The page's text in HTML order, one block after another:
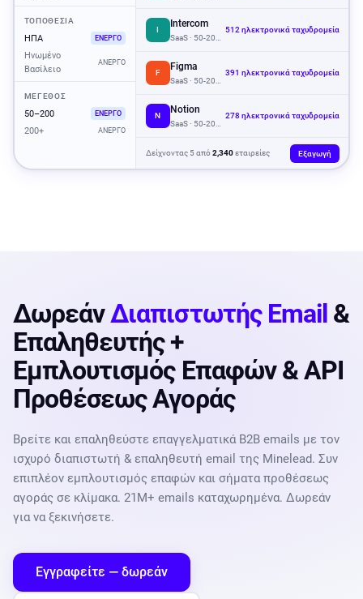
ΤΟΠΟΘΕΣΊΑ
ΗΠΑ ΕΝΕΡΓΟ
Ηνωμένο
Βασίλειο
ΑΝΕΡΓΟ
ΜΈΓΕΘΟΣ
50–200 ΕΝΕΡΓΟ
200+ ΑΝΕΡΓΟ
I
Intercom
512 ηλεκτρονικά ταχυδρομεία
F
Figma
391 ηλεκτρονικά ταχυδρομεία
N
Notion
278 ηλεκτρονικά ταχυδρομεία
Δείχνοντας 5 από2,340εταιρείες Εξαγωγή
ΔωρεάνΔιαπιστωτής Email&
Επαληθευτής +
Εμπλουτισμός Επαφών & API
Προθέσεως Αγοράς
Βρείτε και επαληθεύστε επαγγελματικά B2B emails με τον
ισχυρό διαπιστωτή & επαληθευτή email της Minelead. Συν
επιπλέον εμπλουτισμός επαφών και σήματα προθέσεως
αγοράς σε κλίμακα. 21M+ emails καταχωρημένα. Δωρεάν
για να ξεκινήσετε.
Εγγραφείτε — δωρεάν